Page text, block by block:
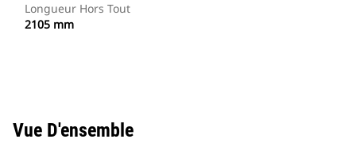
Longueur Hors Tout
2105 mm
Vue D'ensemble